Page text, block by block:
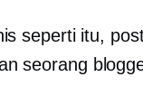
seperti itu,
seorang